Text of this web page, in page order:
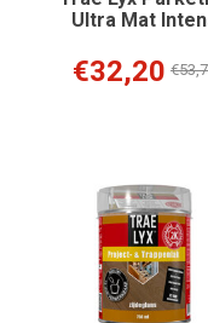
Ultra Mat
€32,20